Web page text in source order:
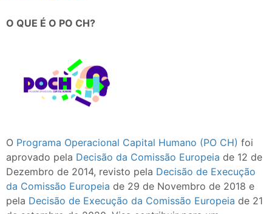
O QUE É O PO CH?
O Programa Operacional Capital Humano (PO CH) foi
aprovado pela Decisão da Comissão Europeia de 12 de
Dezembro de 2014, revisto pela Decisão de Execução
da Comissão Europeia de 29 de Novembro de 2018 e
pela Decisão de Execução da Comissão Europeia de 21